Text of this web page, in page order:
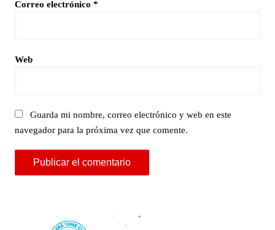
Correo electrónico *
Web
Guarda mi nombre, correo electrónico y web en este
navegador para la próxima vez que comente.